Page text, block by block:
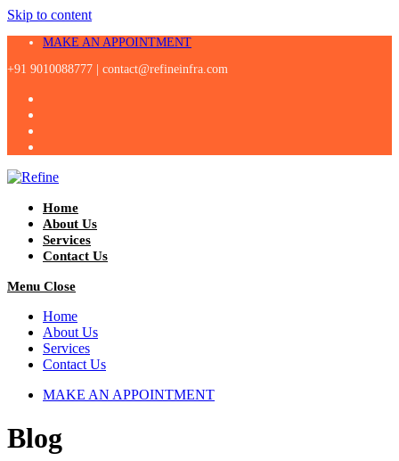
Skip to content
MAKE AN APPOINTMENT
+91 9010088777 | contact@refineinfra.com
Home
About Us
Services
Contact Us
Menu Close
Home
About Us
Services
Contact Us
MAKE AN APPOINTMENT
Blog